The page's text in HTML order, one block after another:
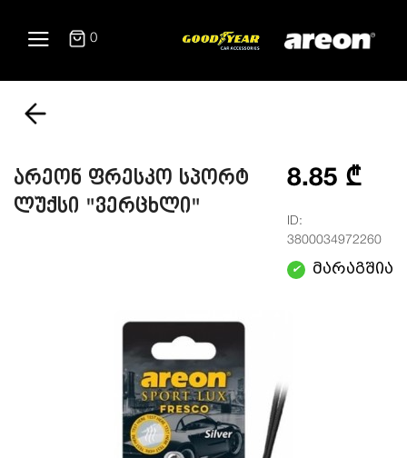
0
არეონ ფრესკო სპორტ
ლუქსი "ვერცხლი"
8.85 ₾
ID:
3800034972260
✔ მარაგშია